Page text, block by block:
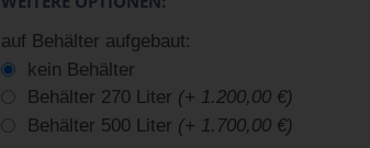
auf Behälter aufgebaut:
kein Behälter
Behälter 270 Liter (+ 1.200,00 €)
Behälter 500 Liter (+ 1.700,00 €)